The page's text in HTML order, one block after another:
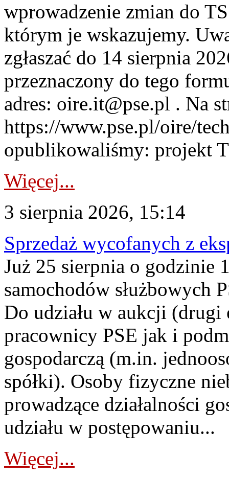
wprowadzenie zmian do
którym je wskazujemy.
zgłaszać do 14 sierpnia
przeznaczony do tego
adres: oire.it@pse.pl . Na
https://www.pse.pl/oire/
opublikowaliśmy: projekt
Więcej...
3 sierpnia 2026, 15:14
Sprzedaż wycofanych z
Już 25 sierpnia o godzinie
samochodów służbowych
Do udziału w aukcji (drugi
pracownicy PSE jak i
gospodarczą (m.in.
spółki). Osoby fizyczne
prowadzące działalności
udziału w postępowaniu...
Więcej...